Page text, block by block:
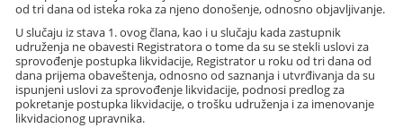
od tri dana od isteka roka za njeno donošenje, odnosno objavljivanje.
U slučaju iz stava 1. ovog člana, kao i u slučaju kada zastupnik
udruženja ne obavesti Registratora o tome da su se stekli uslovi za
sprovođenje postupka likvidacije, Registrator u roku od tri dana od
dana prijema obaveštenja, odnosno od saznanja i utvrđivanja da su
ispunjeni uslovi za sprovođenje likvidacije, podnosi predlog za
pokretanje postupka likvidacije, o trošku udruženja i za imenovanje
likvidacionog upravnika.